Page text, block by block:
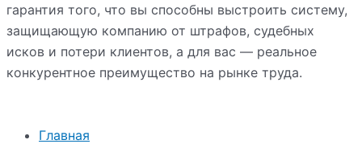
Главная
гарантия того, что вы способны выстроить систему,
защищающую компанию от штрафов, судебных
исков и потери клиентов, а для вас — реальное
конкурентное преимущество на рынке труда.